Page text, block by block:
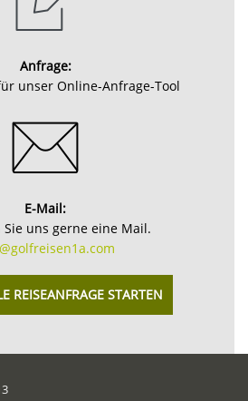
Anfrage:
unser Online-Anfrage-Tool
E-Mail:
Sie uns gerne eine Mail.
REISEANFRAGE STARTEN